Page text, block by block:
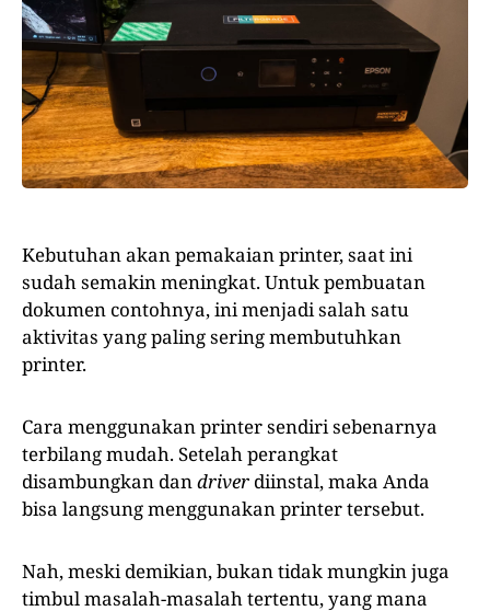
Kebutuhan akan pemakaian printer, saat ini
sudah semakin meningkat. Untuk pembuatan
dokumen contohnya, ini menjadi salah satu
aktivitas yang paling sering membutuhkan
printer.
Cara menggunakan printer sendiri sebenarnya
terbilang mudah. Setelah perangkat
disambungkan dandriver diinstal, maka Anda
bisa langsung menggunakan printer tersebut.
Nah, meski demikian, bukan tidak mungkin juga
timbul masalah-masalah tertentu, yang mana